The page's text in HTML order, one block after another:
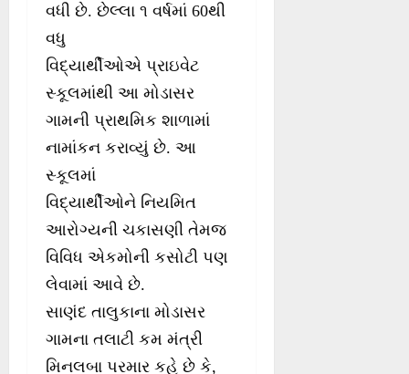
વધી છે. છેલ્લા ૧ વર્ષમાં 60થી
વધુ
વિદ્યાર્થીઓએ પ્રાઇવેટ
સ્કૂલમાંથી આ મોડાસર
ગામની પ્રાથમિક શાળામાં
નામાંકન કરાવ્યું છે. આ
સ્કૂલમાં
વિદ્યાર્થીઓને નિયમિત
આરોગ્યની ચકાસણી તેમજ
વિવિધ એકમોની કસોટી પણ
લેવામાં આવે છે.
સાણંદ તાલુકાના મોડાસર
ગામના તલાટી કમ મંત્રી
મિનલબા પરમાર કહે છે કે,